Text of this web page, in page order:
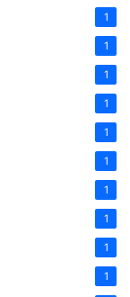
1
1
1
1
1
1
1
1
1
1